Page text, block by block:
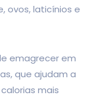
ovos, laticínios e
emagrecer em
que ajudam a
mais